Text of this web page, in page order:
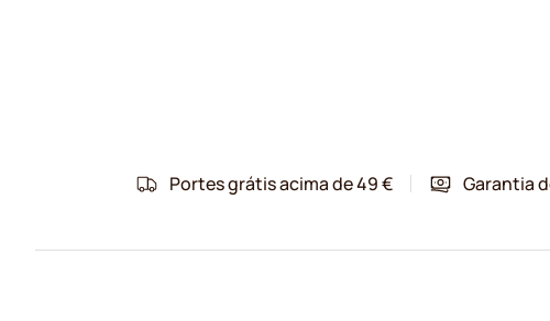
Portes grátis acima de 49 € Garantia